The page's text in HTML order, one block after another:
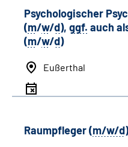
Psychologischer
(m/w/d), ggf. auch
(m/w/d)
Eußerthal
Raumpfleger (m/w/d)